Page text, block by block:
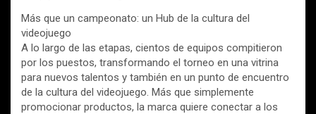
Más que un campeonato: un Hub de la cultura del
videojuego
A lo largo de las etapas, cientos de equipos compitieron
por los puestos, transformando el torneo en una vitrina
para nuevos talentos y también en un punto de encuentro
de la cultura del videojuego. Más que simplemente
promocionar productos, la marca quiere conectar a los